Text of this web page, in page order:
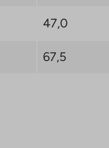
47,0
67,5